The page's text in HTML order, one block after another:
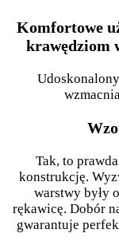
Komfortowe
krawędziom
Tak, to
konstrukcję.
warstwy były
rękawicę. Dobór
gwarantuje